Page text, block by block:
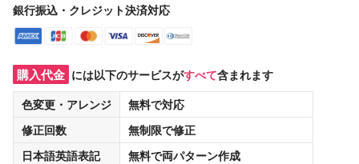
銀行振込・クレジット決済対応
購入代金 には以下のサービスがすべて含まれます
色変更・アレンジ
無料で対応
修正回数
無制限で修正
日本語英語表記
無料で両パターン作成